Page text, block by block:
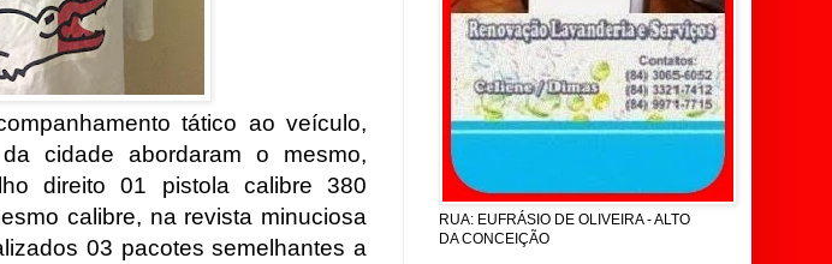
tático ao veículo,
cidade abordaram o mesmo,
direito 01 pistola calibre 380
calibre, na revista minuciosa
03 pacotes semelhantes a
RUA: EUFRÁSIO DE OLIVEIRA - ALTO
DA CONCEIÇÃO